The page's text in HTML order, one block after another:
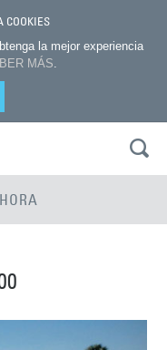
COOKIES
la mejor experiencia
MÁS.